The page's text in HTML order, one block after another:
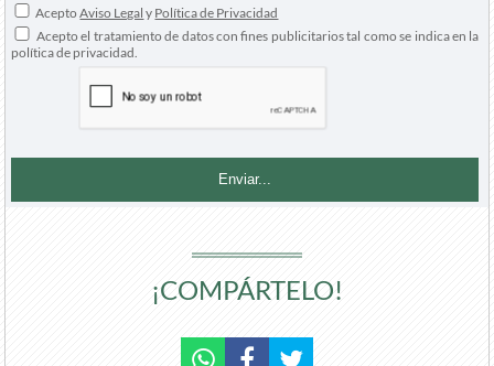
¡COMPÁRTELO!
AceptoAviso Legal y Política de Privacidad
Acepto el tratamiento de datos con fines publicitarios tal como se indica en la
política de privacidad.